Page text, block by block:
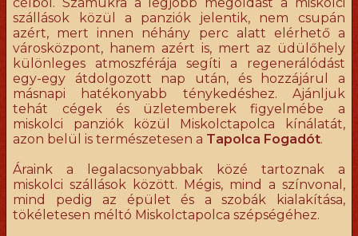
szállások közül a panziók jelentik, nem csupán
azért, mert innen néhány perc alatt elérhető a
városközpont, hanem azért is, mert az üdülőhely
különleges atmoszférája segíti a regenerálódást
egy-egy átdolgozott nap után, és hozzájárul a
másnapi hatékonyabb ténykedéshez. Ajánljuk
tehát cégek és üzletemberek figyelmébe a
miskolci panziók közül Miskolctapolca kínálatát,
azon belül is természetesen a Tapolca Fogadót.
Áraink a legalacsonyabbak közé tartoznak a
miskolci szállások között. Mégis, mind a színvonal,
mind pedig az épület és a szobák kialakítása,
tökéletesen méltó Miskolctapolca szépségéhez.